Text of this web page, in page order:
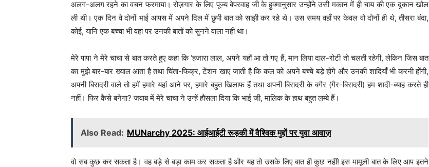
अलग-अलग रहने का वचन फरमाया। रोज़गार के लिए पूज्य बेपरवाह जी के हुक्मानुसार उन्होंने उसी मकान में ही चाय की एक दुकान खोल
ली थी। एक दिन वे दोनों भाई आपस में अपने दिल में छुपी बात को साझी कर रहे थे। उस समय वहाँ पर केवल वो दोनों ही थे, तीसरा बंदा,
कोई, यानि एक बच्चा भी वहां पर उनकी बातों को सुनने वाला नहीं था।
मेरे पापा ने मेरे चाचा से बात करते हुए कहा कि ‘हजारा लाल, अपने यहाँ आ तो गए हैं, मान लिया दाल-रोटी तो चलती रहेगी, लेकिन जिस बात
का मुझे बार-बार ख्याल आता है तथा चिंता-फिक्र, टेंशन खाए जाती है कि कल को अपने बच्चे बड़े होंगे और उनकी शादियाँ भी करनी होंगी,
अपनी बिरादरी वाले तो हमें हमारे यहां आने पर, हमारे बहुत खिलाफ हैं तथा अपनी बिरादरी के बगैर (गैर-बिरादरी) हम शादी-ब्याह करते ही
नहीं। फिर कैसे बनेगा? जवाब में मेरे चाचा ने उन्हें हौसला दिया कि भाई जी, मालिक के हाथ बहुत लम्बे हैं।
Also Read: MUNarchy 2025: आईआईटी रूड़की में वैश्विक मुद्दों पर युवा आवाज़
वो सब कुछ कर सकता है। वह बड़े से बड़ा काम कर सकता है और यह तो उसके लिए बात ही कुछ नहीं! इस मामूली बात के लिए आप इतने